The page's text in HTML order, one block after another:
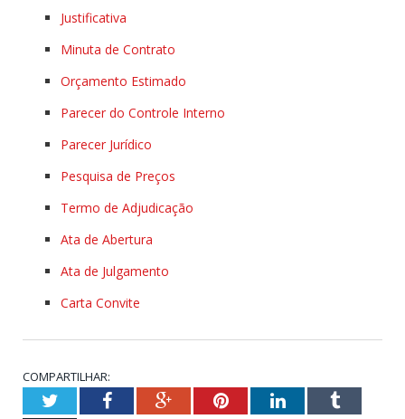
Justificativa
Minuta de Contrato
Orçamento Estimado
Parecer do Controle Interno
Parecer Jurídico
Pesquisa de Preços
Termo de Adjudicação
Ata de Abertura
Ata de Julgamento
Carta Convite
COMPARTILHAR:
TwitterFacebookGoogle+PinterestLinkedInTumblr